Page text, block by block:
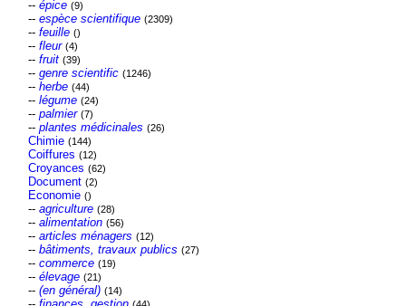
-- épice (9)
-- espèce scientifique (2309)
-- feuille ()
-- fleur (4)
-- fruit (39)
-- genre scientific (1246)
-- herbe (44)
-- légume (24)
-- palmier (7)
-- plantes médicinales (26)
Chimie (144)
Coiffures (12)
Croyances (62)
Document (2)
Economie ()
-- agriculture (28)
-- alimentation (56)
-- articles ménagers (12)
-- bâtiments, travaux publics (27)
-- commerce (19)
-- élevage (21)
-- (en général) (14)